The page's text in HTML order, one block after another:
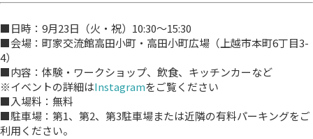
■日時：9月23日（火・祝）10:30〜15:30
■会場：町家交流館高田小町・高田小町広場（上越市本町6丁目3-
4）
■内容：体験・ワークショップ、飲食、キッチンカーなど
※イベントの詳細はInstagramをご覧ください
■入場料：無料
■駐車場：第1、第2、第3駐車場または近隣の有料パーキングをご
利用ください。